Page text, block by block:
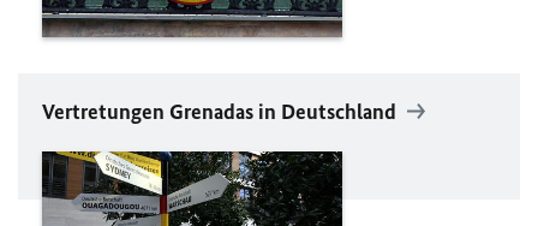
Vertretungen Grenadas in Deutschland